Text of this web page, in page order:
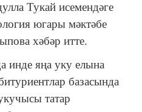
Тукай исемендәге
югары мәктәбе
хәбәр итте.
инде яңа уку елына
базасында
татар